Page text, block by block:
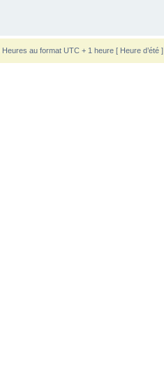
au format UTC + 1 heure [ Heure d’été ]